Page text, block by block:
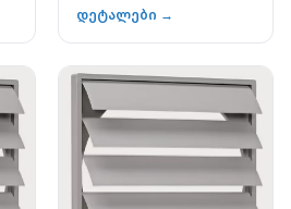
დეტალები →